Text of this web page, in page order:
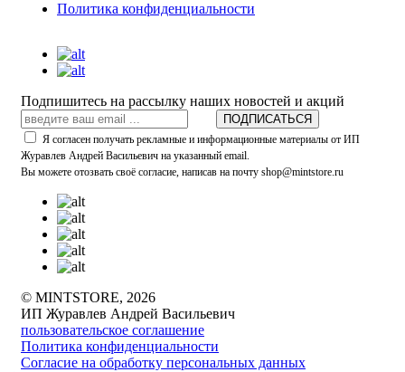
Политика конфиденциальности
Подпишитесь на рассылку наших новостей и акций
ПОДПИСАТЬСЯ
Я согласен получать рекламные и информационные материалы от ИП
Журавлев Андрей Васильевич на указанный email.
Вы можете отозвать своё согласие, написав на почту shop@mintstore.ru
© MINTSTORE, 2026
ИП Журавлев Андрей Васильевич
пользовательское соглашение
Политика конфиденциальности
Согласие на обработку персональных данных